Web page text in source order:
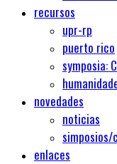
recursos
upr-rp
puerto rico
symposia:
novedades
noticias
simposios/
enlaces